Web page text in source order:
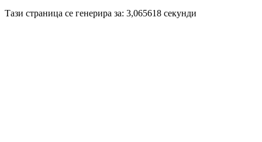
Тази страница се генерира за: 3,065618 секунди